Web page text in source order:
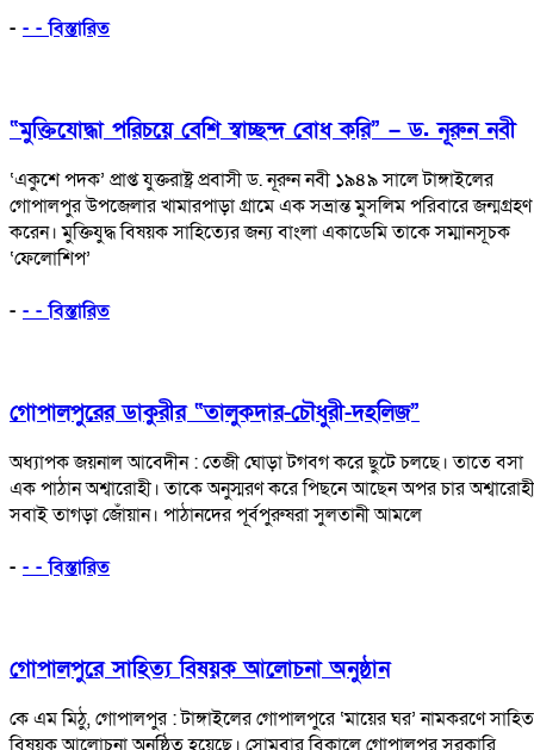
- - - বিস্তারিত
“মুক্তিযোদ্ধা পরিচয়ে বেশি স্বাচ্ছন্দ বোধ করি” – ড. নূরুন নবী
‘একুশে পদক’ প্রাপ্ত যুক্তরাষ্ট্র প্রবাসী ড. নূরুন নবী ১৯৪৯ সালে টাঙ্গাইলের
গোপালপুর উপজেলার খামারপাড়া গ্রামে এক সভ্রান্ত মুসলিম পরিবারে জন্মগ্রহণ
করেন। মুক্তিযুদ্ধ বিষয়ক সাহিত্যের জন্য বাংলা একাডেমি তাকে সম্মানসূচক
‘ফেলোশিপ’
- - - বিস্তারিত
গোপালপুরের ডাকুরীর “তালুকদার-চৌধুরী-দহলিজ”
অধ্যাপক জয়নাল আবেদীন : তেজী ঘোড়া টগবগ করে ছুটে চলছে। তাতে বসা
এক পাঠান অশ্বারোহী। তাকে অনুস্মরণ করে পিছনে আছেন অপর চার
সবাই তাগড়া জোঁয়ান। পাঠানদের পূর্বপুরুষরা সুলতানী আমলে
- - - বিস্তারিত
গোপালপুরে সাহিত্য বিষয়ক আলোচনা অনুষ্ঠান
কে এম মিঠু, গোপালপুর : টাঙ্গাইলের গোপালপুরে ‘মায়ের ঘর’ নামকরণে